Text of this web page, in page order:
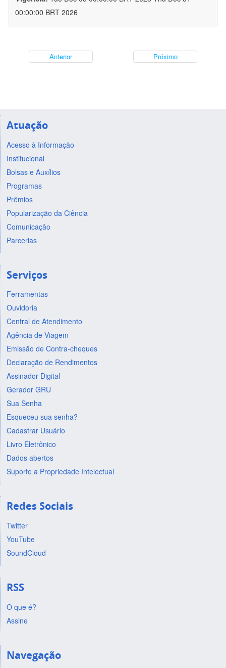
00:00:00 BRT 2026
Anterior Próximo
Atuação
Acesso à Informação
Institucional
Bolsas e Auxílios
Programas
Prêmios
Popularização da Ciência
Comunicação
Parcerias
Serviços
Ferramentas
Ouvidoria
Central de Atendimento
Agência de Viagem
Emissão de Contra-cheques
Declaração de Rendimentos
Assinador Digital
Gerador GRU
Sua Senha
Esqueceu sua senha?
Cadastrar Usuário
Livro Eletrônico
Dados abertos
Suporte a Propriedade Intelectual
Redes Sociais
Twitter
YouTube
SoundCloud
RSS
O que é?
Assine
Navegação